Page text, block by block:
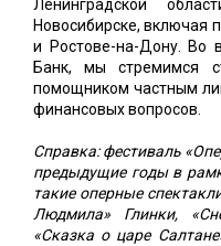
Ленинградской
Новосибирске, включая
и Ростове-на-Дону. Во
Банк, мы стремимся
помощником частным
финансовых вопросов.
Справка: фестиваль
предыдущие годы в
такие оперные
Людмила» Глинки,
«Сказка о царе